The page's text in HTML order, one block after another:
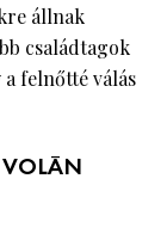
állnak
családtagok
a felnőtté válás
VOLÁN